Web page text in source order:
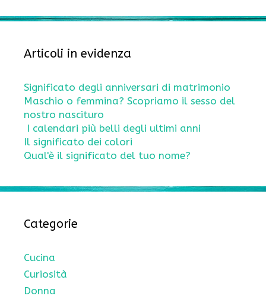
Articoli in evidenza
Significato degli anniversari di matrimonio
Maschio o femmina? Scopriamo il sesso del
nostro nascituro
I calendari più belli degli ultimi anni
Il significato dei colori
Qual'è il significato del tuo nome?
Categorie
Cucina
Curiosità
Donna